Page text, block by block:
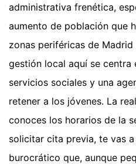
administrativa frenética,
aumento de población que
zonas periféricas de
gestión local aquí se centra
servicios sociales y una
retener a los jóvenes. La
conoces los horarios de la
solicitar cita previa, te vas
burocrático que, aunque